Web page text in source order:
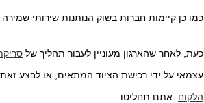
כמו כן קיימות חברות בשוק הנותנות שירותי שמירה
כעת, לאחר שהארגון מעוניין לעבור תהליך של
עצמאי על ידי רכישת הציוד המתאים, או לבצע
הלקוח . אתם תחליטו.